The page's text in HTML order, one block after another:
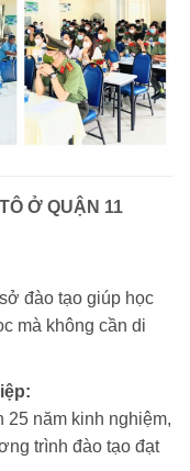
Ở QUẬN 11
đào tạo giúp học
mà không cần di
25 năm kinh nghiệm,
trình đào tạo đạt